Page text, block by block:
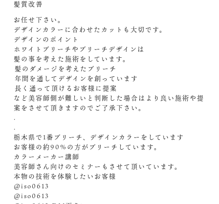
髪質改善
お任せ下さい。
デザインカラーに合わせたカットも大切です。
デザインのポイント
ホワイトブリーチやブリーチデザインは
髪の事を考えた施術をしています。
️髪のダメージを考えたブリーチ
️年間を通してデザインを創っています
️長く通って頂けるお客様に提案
など美容師側が難しいと判断した場合はより良い施術や提
案をさせて頂きますのでご了承下さい。
.
.
栃木県で1番ブリーチ、デザインカラーをしています
お客様の約90%の方がブリーチしています。
カラーメーカー講師
美容師さん向けのセミナーもさせて頂いています。
本物の技術を体験したいお客様
@iso0613
@iso0613